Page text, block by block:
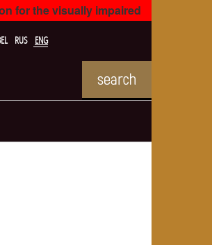
for the visually impaired
RUS ENG